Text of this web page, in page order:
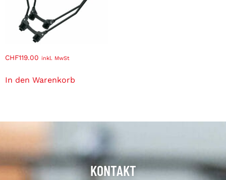
CHF119.00 inkl. MwSt
In den Warenkorb
KONTAKT